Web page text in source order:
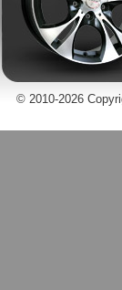
© 2010-2026